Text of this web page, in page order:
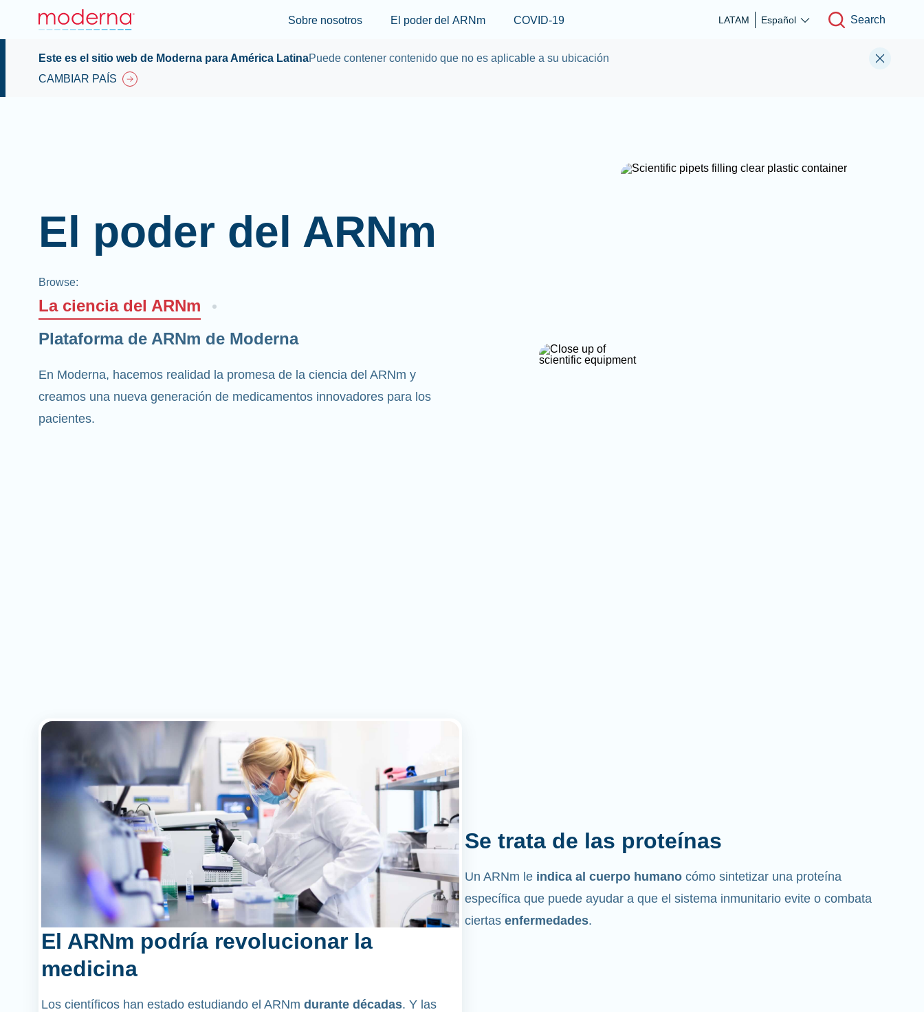
Skip to main content
Sobre nosotros El poder del ARNm COVID-19 LATAM Español Search
Este es el sitio web de Moderna para América LatinaPuede contener contenido que no es aplicable a su ubicación
CAMBIAR PAÍS
El poder del ARNm
Browse:
La ciencia del ARNm
Plataforma de ARNm de Moderna
En Moderna, hacemos realidad la promesa de la ciencia del ARNm y
creamos una nueva generación de medicamentos innovadores para los
pacientes.
El ARNm podría revolucionar la
medicina
Los científicos han estado estudiando el ARNm durante décadas. Y las
Se trata de las proteínas
Un ARNm le indica al cuerpo humano cómo sintetizar una proteína
específica que puede ayudar a que el sistema inmunitario evite o combata
ciertas enfermedades.